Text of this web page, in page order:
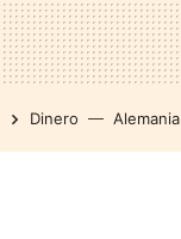
Dinero Alemania